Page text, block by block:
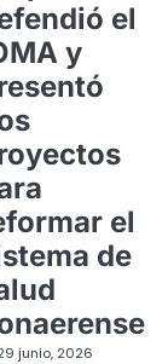
el
y
el
de
junio, 2026